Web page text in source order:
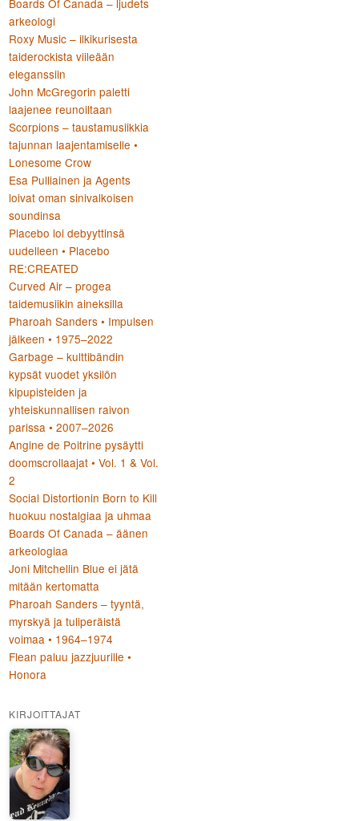
Boards Of Canada – ljudets
arkeologi
Roxy Music – ilkikurisesta
taiderockista viileään
eleganssiin
John McGregorin paletti
laajenee reunoiltaan
Scorpions – taustamusiikkia
tajunnan laajentamiselle •
Lonesome Crow
Esa Pulliainen ja Agents
loivat oman sinivalkoisen
soundinsa
Placebo loi debyyttinsä
uudelleen • Placebo
RE:CREATED
Curved Air – progea
taidemusiikin aineksilla
Pharoah Sanders • Impulsen
jälkeen • 1975–2022
Garbage – kulttibändin
kypsät vuodet yksilön
kipupisteiden ja
yhteiskunnallisen raivon
parissa • 2007–2026
Angine de Poitrine pysäytti
doomscrollaajat • Vol. 1 & Vol.
2
Social Distortionin Born to Kill
huokuu nostalgiaa ja uhmaa
Boards Of Canada – äänen
arkeologiaa
Joni Mitchellin Blue ei jätä
mitään kertomatta
Pharoah Sanders – tyyntä,
myrskyä ja tuliperäistä
voimaa • 1964–1974
Flean paluu jazzjuurille •
Honora
KIRJOITTAJAT